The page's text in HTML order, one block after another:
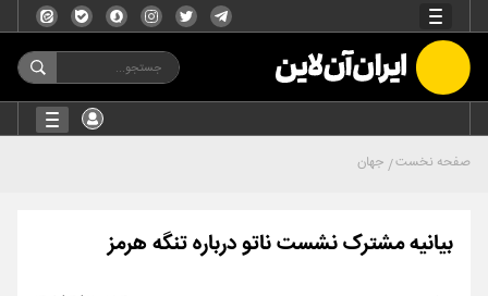
صفحه نخست جهان
بیانیه مشترک نشست ناتو درباره تنگه هرمز